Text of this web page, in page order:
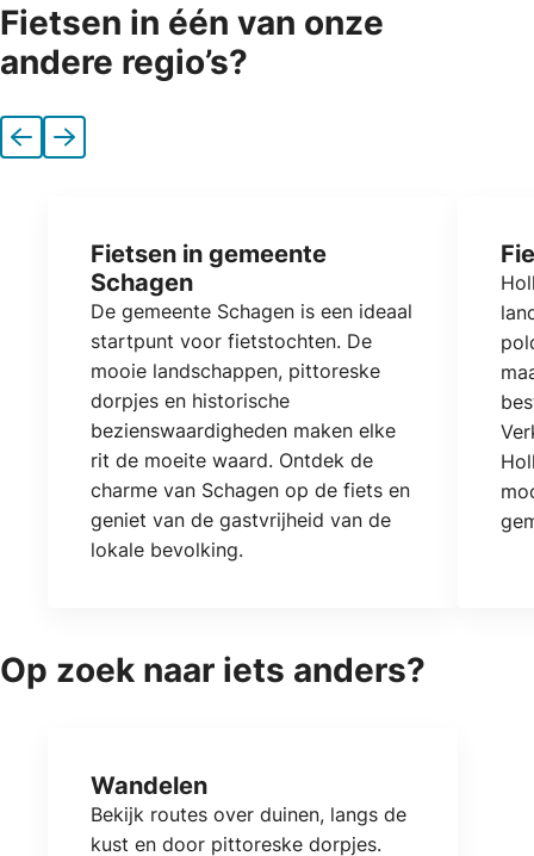
Fietsen in één van onze
andere regio’s?
VorigeVolgende
Fietsen in gemeente
Schagen
De gemeente Schagen is een ideaal
startpunt voor fietstochten. De
mooie landschappen, pittoreske
dorpjes en historische
bezienswaardigheden maken elke
rit de moeite waard. Ontdek de
charme van Schagen op de fiets en
geniet van de gastvrijheid van de
lokale bevolking.
Op zoek naar iets anders?
Wandelen
Bekijk routes over duinen, langs de
kust en door pittoreske dorpjes.